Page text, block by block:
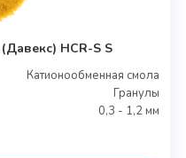
HCR-S S
Катионообменная смола
Гранулы
0,3 - 1,2 мм